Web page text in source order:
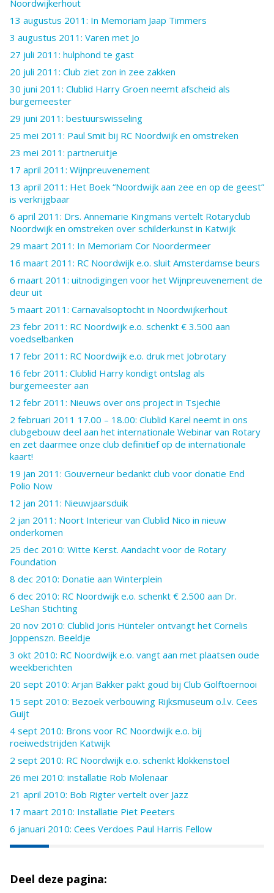
Noordwijkerhout
13 augustus 2011: In Memoriam Jaap Timmers
3 augustus 2011: Varen met Jo
27 juli 2011: hulphond te gast
20 juli 2011: Club ziet zon in zee zakken
30 juni 2011: Clublid Harry Groen neemt afscheid als
burgemeester
29 juni 2011: bestuurswisseling
25 mei 2011: Paul Smit bij RC Noordwijk en omstreken
23 mei 2011: partneruitje
17 april 2011: Wijnpreuvenement
13 april 2011: Het Boek “Noordwijk aan zee en op de geest”
is verkrijgbaar
6 april 2011: Drs. Annemarie Kingmans vertelt Rotaryclub
Noordwijk en omstreken over schilderkunst in Katwijk
29 maart 2011: In Memoriam Cor Noordermeer
16 maart 2011: RC Noordwijk e.o. sluit Amsterdamse beurs
6 maart 2011: uitnodigingen voor het Wijnpreuvenement de
deur uit
5 maart 2011: Carnavalsoptocht in Noordwijkerhout
23 febr 2011: RC Noordwijk e.o. schenkt € 3.500 aan
voedselbanken
17 febr 2011: RC Noordwijk e.o. druk met Jobrotary
16 febr 2011: Clublid Harry kondigt ontslag als
burgemeester aan
12 febr 2011: Nieuws over ons project in Tsjechië
2 februari 2011 17.00 – 18.00: Clublid Karel neemt in ons
clubgebouw deel aan het internationale Webinar van Rotary
en zet daarmee onze club definitief op de internationale
kaart!
19 jan 2011: Gouverneur bedankt club voor donatie End
Polio Now
12 jan 2011: Nieuwjaarsduik
2 jan 2011: Noort Interieur van Clublid Nico in nieuw
onderkomen
25 dec 2010: Witte Kerst. Aandacht voor de Rotary
Foundation
8 dec 2010: Donatie aan Winterplein
6 dec 2010: RC Noordwijk e.o. schenkt € 2.500 aan Dr.
LeShan Stichting
20 nov 2010: Clublid Joris Hünteler ontvangt het Cornelis
Joppenszn. Beeldje
3 okt 2010: RC Noordwijk e.o. vangt aan met plaatsen oude
weekberichten
20 sept 2010: Arjan Bakker pakt goud bij Club Golftoernooi
15 sept 2010: Bezoek verbouwing Rijksmuseum o.l.v. Cees
Guijt
4 sept 2010: Brons voor RC Noordwijk e.o. bij
roeiwedstrijden Katwijk
2 sept 2010: RC Noordwijk e.o. schenkt klokkenstoel
26 mei 2010: installatie Rob Molenaar
21 april 2010: Bob Rigter vertelt over Jazz
17 maart 2010: Installatie Piet Peeters
6 januari 2010: Cees Verdoes Paul Harris Fellow
Deel deze pagina: